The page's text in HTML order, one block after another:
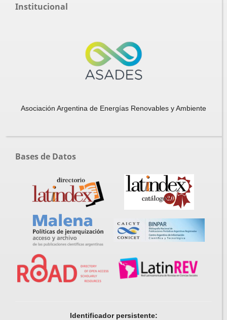
Institucional
Asociación Argentina de Energías Renovables y Ambiente
Bases de Datos
Identificador persistente: